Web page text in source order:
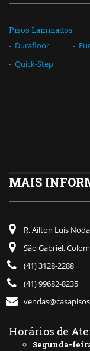
Pisos Laminados
Durafloor
Quick-Step
MAIS
R. Aílton Luís
São Gabriel,
(41) 3128-2288
(41) 99682-8235
Horários de
Segunda-